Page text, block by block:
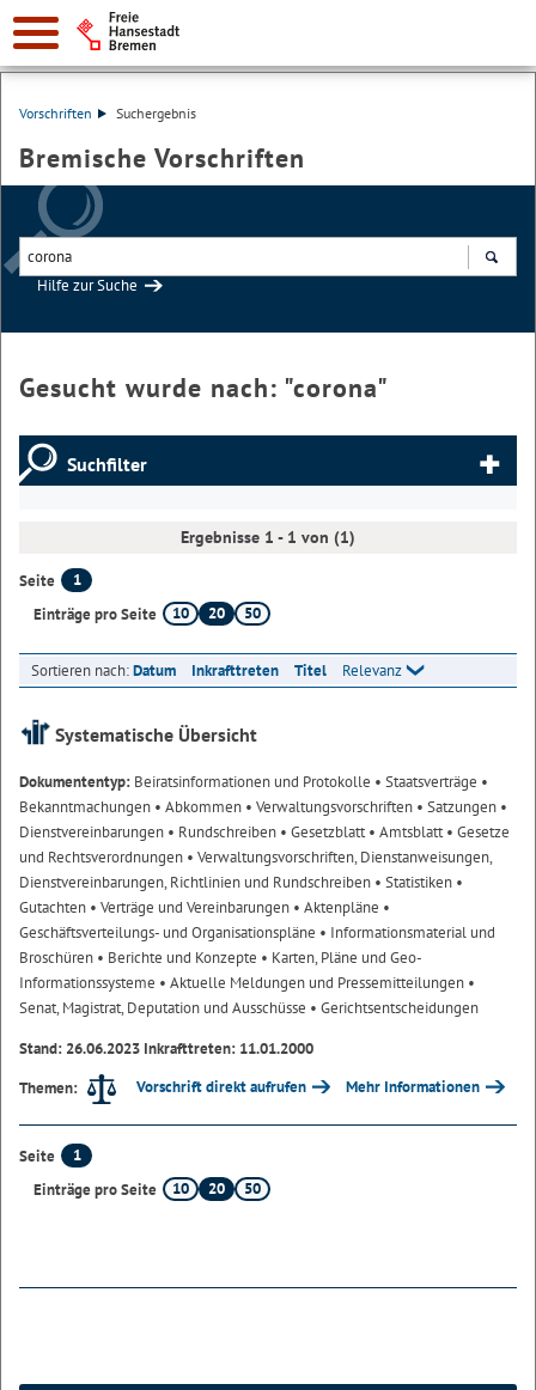
Vorschriften Suchergebnis
Bremische Vorschriften
Hilfe zur Suche
Gesucht wurde nach: "corona"
Suchfilter
Ergebnisse 1 - 1 von (1)
Seite
1
Einträge pro Seite
10 20 50
Sortieren nach:Datum Inkrafttreten Titel Relevanz
Systematische Übersicht
Dokumententyp: Beiratsinformationen und Protokolle • Staatsverträge •
Bekanntmachungen • Abkommen • Verwaltungsvorschriften • Satzungen •
Dienstvereinbarungen • Rundschreiben • Gesetzblatt• Amtsblatt• Gesetze
und Rechtsverordnungen • Verwaltungsvorschriften, Dienstanweisungen,
Dienstvereinbarungen, Richtlinien und Rundschreiben • Statistiken •
Gutachten • Verträge und Vereinbarungen • Aktenpläne •
Geschäftsverteilungs- und Organisationspläne • Informationsmaterial und
Broschüren • Berichte und Konzepte • Karten, Pläne und Geo-
Informationssysteme • Aktuelle Meldungen und Pressemitteilungen •
Senat, Magistrat, Deputation und Ausschüsse • Gerichtsentscheidungen
Stand: 26.06.2023 Inkrafttreten: 11.01.2000
Themen:
Vorschrift direkt aufrufen Mehr Informationen
Seite
1
Einträge pro Seite
10 20 50